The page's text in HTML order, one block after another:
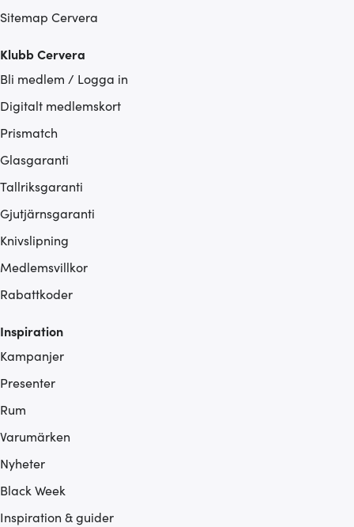
Sitemap Cervera
Klubb Cervera
Bli medlem / Logga in
Digitalt medlemskort
Prismatch
Glasgaranti
Tallriksgaranti
Gjutjärnsgaranti
Knivslipning
Medlemsvillkor
Rabattkoder
Inspiration
Kampanjer
Presenter
Rum
Varumärken
Nyheter
Black Week
Inspiration & guider